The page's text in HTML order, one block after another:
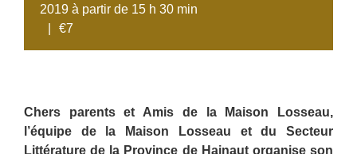
2019 à partir de 15 h 30 min
€7
Chers parents et Amis de la Maison Losseau,
l’équipe de la Maison Losseau et du Secteur
Littérature de la Province de Hainaut organise son